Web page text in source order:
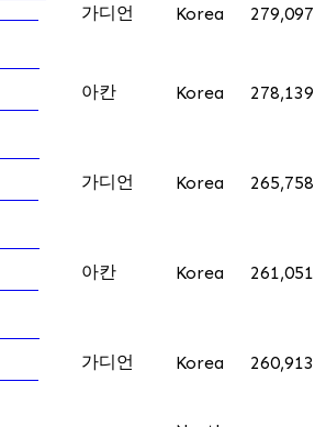
가디언 Korea 279,097
아칸 Korea 278,139
가디언 Korea 265,758
아칸 Korea 261,051
가디언 Korea 260,913